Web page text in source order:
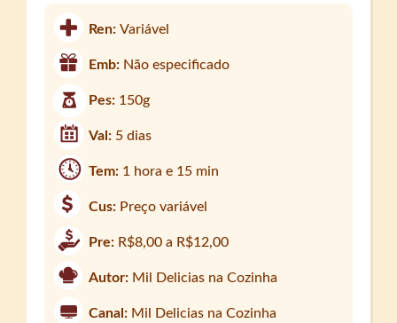
Ren:Variável
Emb: Não especificado
Pes: 150g
Val: 5 dias
Tem: 1 hora e 15 min
Cus: Preço variável
Pre: R$8,00 a R$12,00
Autor: Mil Delicias na Cozinha
Canal: Mil Delicias na Cozinha